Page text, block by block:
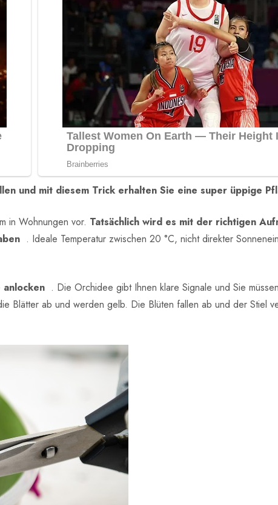
und mit diesem Trick erhalten Sie eine super üppige
in Wohnungen vor. Tatsächlich wird es mit der richtigen
. Ideale Temperatur zwischen 20 °C, nicht direkter
anlocken . Die Orchidee gibt Ihnen klare Signale und Sie
Blätter ab und werden gelb. Die Blüten fallen ab und der Stiel